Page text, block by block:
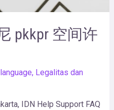
pkkpr 空间许
, Legalitas dan
IDN Help Support FAQ